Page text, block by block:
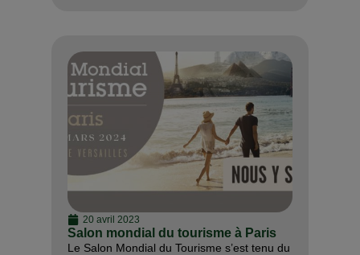
20 avril 2023
Salon mondial du tourisme à Paris
Le Salon Mondial du Tourisme s’est tenu du